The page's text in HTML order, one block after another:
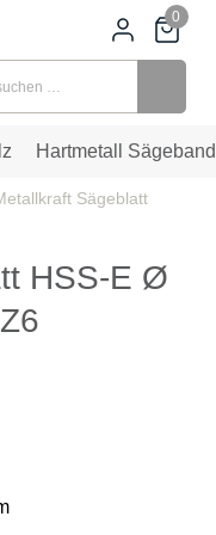
0
Hartmetall Sägeband
Sägeblatt
HSS-E Ø